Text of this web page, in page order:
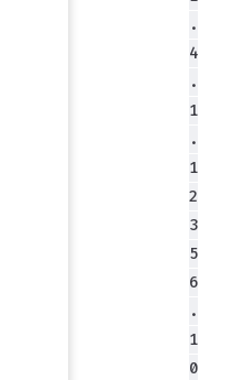
.
4
.
1
.
1
2
3
5
6
.
1
0